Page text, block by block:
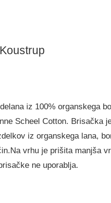
iz 100% organskega
Scheel Cotton. Brisačka
iz organskega lana,
vrhu je prišita manjša
ne uporablja.